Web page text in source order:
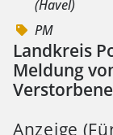
(Havel)
PM
Landkreis
Meldung
Anzeige